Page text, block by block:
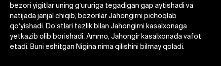
bezori yigitlar uning gʼururiga tegadigan gap aytishadi va
natijada janjal chiqib, bezorilar Jahongirni pichoqlab
qoʼyishadi. Doʼstlari tezlik bilan Jahongirni kasalxonaga
yetkazib olib borishadi. Аmmo, Jahongir kasalxonada vafot
etadi. Buni eshitgan Nigina nima qilishini bilmay qoladi.